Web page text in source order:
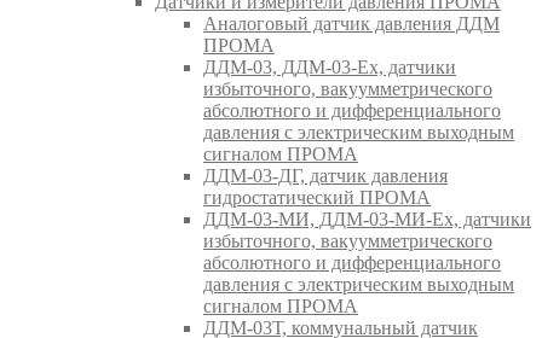
Аналоговый датчик давления ДДМ
ПРОМА
ДДМ-03, ДДМ-03-Ех, датчики
избыточного, вакуумметрического
абсолютного и дифференциального
давления с электрическим выходным
сигналом ПРОМА
ДДМ-03-ДГ, датчик давления
гидростатический ПРОМА
ДДМ-03-МИ, ДДМ-03-МИ-Ех, датчики
избыточного, вакуумметрического
абсолютного и дифференциального
давления с электрическим выходным
сигналом ПРОМА
ДДМ-03Т, коммунальный датчик